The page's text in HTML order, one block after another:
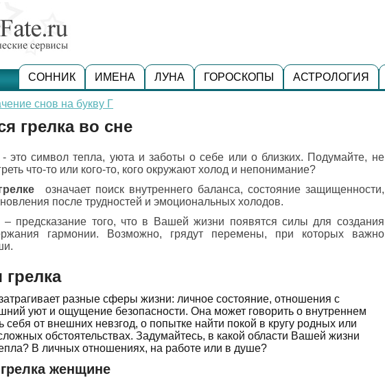
СОННИК ИМЕНА ЛУНА ГОРОСКОПЫ АСТРОЛОГИЯ
снов на букву Г
грелка во сне
- это символ тепла, уюта и заботы о себе или о близких. Подумайте, не
что-то или кого-то, кого окружают холод и непонимание?
означает поиск внутреннего баланса, состояние защищенности,
после трудностей и эмоциональных холодов.
– предсказание того, что в Вашей жизни появятся силы для создания
гармонии. Возможно, грядут перемены, при которых важно
разные сферы жизни: личное состояние, отношения с
уют и ощущение безопасности. Она может говорить о внутреннем
себя от внешних невзгод, о попытке найти покой в кругу родных или
обстоятельствах. Задумайтесь, в какой области Вашей жизни
В личных отношениях, на работе или в душе?
женщине